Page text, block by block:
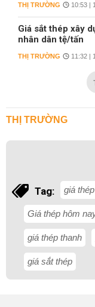
THỊ TRƯỜNG 10:53 |
Giá sắt thép xây
nhân dân tệ/tấn
THỊ TRƯỜNG 11:32 |
THỊ TRƯỜNG
Tag: giá thép
Giá thép hôm
giá thép thanh
giá sắt thép